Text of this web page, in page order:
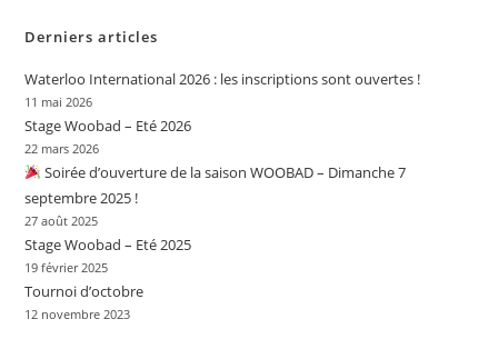
Derniers articles
Waterloo International 2026 : les inscriptions sont ouvertes !
11 mai 2026
Stage Woobad – Eté 2026
22 mars 2026
Soirée d’ouverture de la saison WOOBAD – Dimanche 7
septembre 2025 !
27 août 2025
Stage Woobad – Eté 2025
19 février 2025
Tournoi d’octobre
12 novembre 2023